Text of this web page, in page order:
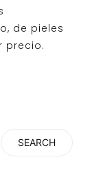
de pieles
precio.